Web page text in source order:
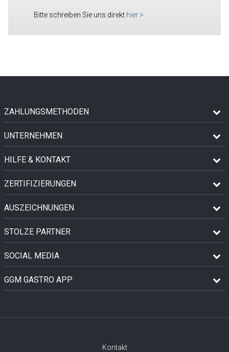
Bitte schreiben Sie uns direkt hier >
ZAHLUNGSMETHODEN
UNTERNEHMEN
HILFE & KONTAKT
ZERTIFIZIERUNGEN
AUSZEICHNUNGEN
STOLZE PARTNER
SOCIAL MEDIA
GGM GASTRO APP
Kontakt